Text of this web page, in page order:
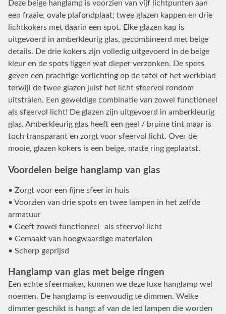
Deze beige hanglamp is voorzien van vijf lichtpunten aan
een fraaie, ovale plafondplaat; twee glazen kappen en drie
lichtkokers met daarin een spot. Elke glazen kap is
uitgevoerd in amberkleurig glas, gecombineerd met beige
details. De drie kokers zijn volledig uitgevoerd in de beige
kleur en de spots liggen wat dieper verzonken. De spots
geven een prachtige verlichting op de tafel of het werkblad
terwijl de twee glazen juist het licht sfeervol rondom
uitstralen. Een geweldige combinatie van zowel functioneel
als sfeervol licht! De glazen zijn uitgevoerd in amberkleurig
glas. Amberkleurig glas heeft een geel / bruine tint maar is
toch transparant en zorgt voor sfeervol licht. Over de
mooie, glazen kokers is een beige, matte ring geplaatst.
Voordelen beige hanglamp van glas
• Zorgt voor een fijne sfeer in huis
• Voorzien van drie spots en twee lampen in het zelfde
armatuur
• Geeft zowel functioneel- als sfeervol licht
• Gemaakt van hoogwaardige materialen
• Scherp geprijsd
Hanglamp van glas met beige ringen
Een echte sfeermaker, kunnen we deze luxe hanglamp wel
noemen. De hanglamp is eenvoudig te dimmen. Welke
dimmer geschikt is hangt af van de led lampen die worden